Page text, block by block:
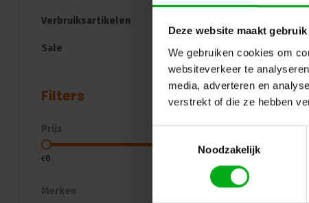
Deze website maakt
We gebruiken cookies om
websiteverkeer te
media, adverteren en
verstrekt of die ze hebben
Noodzakelijk
Verbruiksartikelen
Sale
Filters
Prijs
€0
Merken